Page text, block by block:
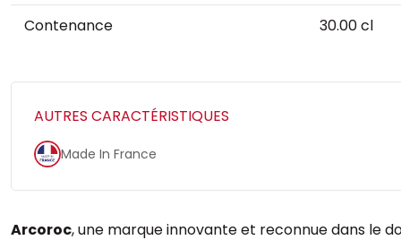
Contenance
30.00 cl
AUTRES CARACTÉRISTIQUES
Made In France
Arcoroc, une marque innovante et reconnue dans le